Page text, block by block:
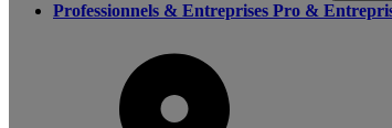
Professionnels & Entreprises Pro &